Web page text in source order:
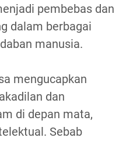
pembebas dan
dalam berbagai
manusia.
mengucapkan
dan
di depan mata,
Sebab